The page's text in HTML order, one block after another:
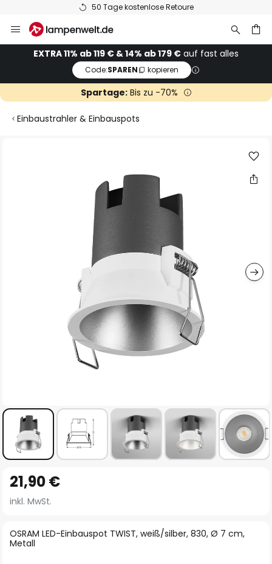
50 Tage kostenlose Retoure
Inhalt
springenEXTRA 11% ab 119 € & 14% ab 179 € auf fast alles
Code:SPAREN kopieren
Spartage:Bis zu -70%
Einbaustrahler & Einbauspots
Anfang
der
springen
OSRAM LED-Einbauspot TWIST, weiß/silber, 830, Ø 7 cm,
Metall
21,90 €
inkl. MwSt.